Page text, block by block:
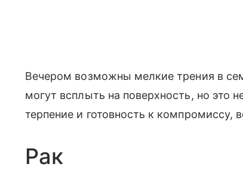
Вечером возможны мелкие трения в
могут всплыть на поверхность, но это
терпение и готовность к компромиссу,
Рак